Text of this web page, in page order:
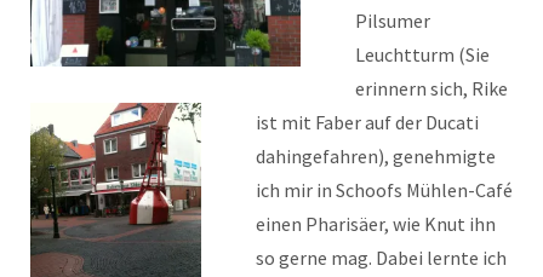
Pilsumer
Leuchtturm (Sie
erinnern sich, Rike
ist mit Faber auf der Ducati
dahingefahren), genehmigte
ich mir in Schoofs Mühlen-Café
einen Pharisäer, wie Knut ihn
so gerne mag. Dabei lernte ich